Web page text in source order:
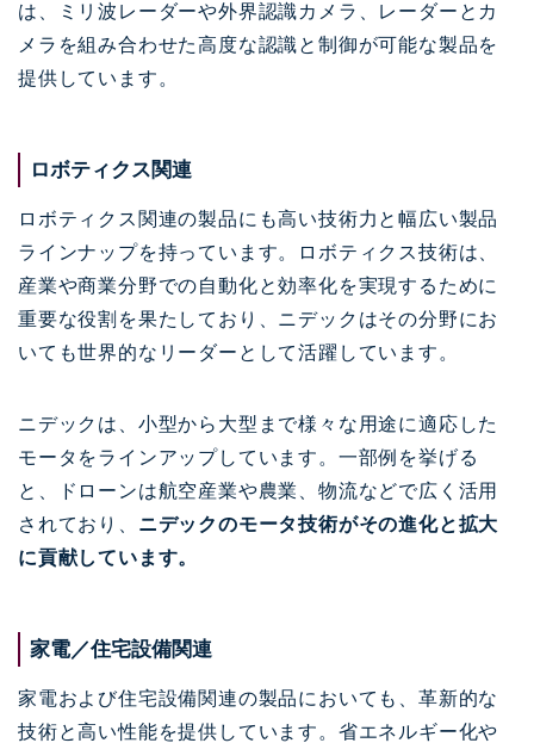
は、ミリ波レーダーや外界認識カメラ、レーダーとカ
メラを組み合わせた高度な認識と制御が可能な製品を
提供しています。
ロボティクス関連
ロボティクス関連の製品にも高い技術力と幅広い製品
ラインナップを持っています。ロボティクス技術は、
産業や商業分野での自動化と効率化を実現するために
重要な役割を果たしており、ニデックはその分野にお
いても世界的なリーダーとして活躍しています。
ニデックは、小型から大型まで様々な用途に適応した
モータをラインアップしています。一部例を挙げる
と、ドローンは航空産業や農業、物流などで広く活用
されており、 ニデックのモータ技術がその進化と拡大
に貢献しています。
家電／住宅設備関連
家電および住宅設備関連の製品においても、革新的な
技術と高い性能を提供しています。省エネルギー化や